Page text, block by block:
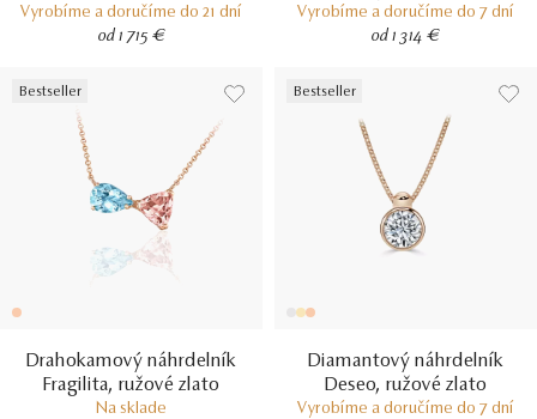
Vyrobíme a doručíme do 21 dní
od 1 715 €
Vyrobíme a doručíme do 7 dní
od 1 314 €
Bestseller
Drahokamový náhrdelník
Fragilita, ružové zlato
Na sklade
Bestseller
Diamantový náhrdelník
Deseo, ružové zlato
Vyrobíme a doručíme do 7 dní